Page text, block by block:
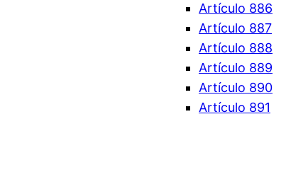
Artículo 886
Artículo 887
Artículo 888
Artículo 889
Artículo 890
Artículo 891